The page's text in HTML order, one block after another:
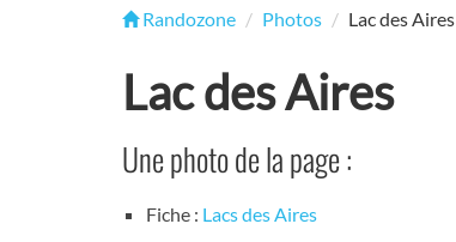
Randozone Photos Lac des Aires
Lac des Aires
Une photo de la page :
Fiche : Lacs des Aires